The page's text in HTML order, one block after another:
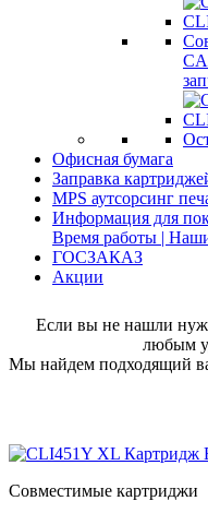
Офисная бумага
Заправка
MPS аутсорсинг
Информация для
Время работы |
ГОСЗАКАЗ
Акции
Если вы не нашли
любым
Мы найдем подходящий
Совместимые картриджи